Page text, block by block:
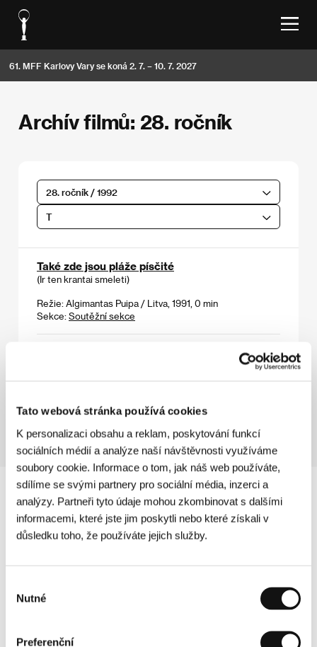
Tato webová stránka používá cookies
K personalizaci obsahu a reklam, poskytování funkcí
sociálních médií a analýze naší návštěvnosti využíváme
soubory cookie. Informace o tom, jak náš web používáte,
sdílíme se svými partnery pro sociální média, inzerci a
analýzy. Partneři tyto údaje mohou zkombinovat s dalšími
informacemi, které jste jim poskytli nebo které získali v
důsledku toho, že používáte jejich služby.
souhlasu
Nutné
Preferenční
61. MFF Karlovy Vary se koná 2. 7. – 10. 7. 2027
Archív filmů: 28. ročník
28. ročník / 1992
T
Také zde jsou pláže písčité
(Ir ten krantai smeleti)
Režie: Algimantas Puipa / Litva, 1991, 0 min
Sekce: Soutěžní sekce